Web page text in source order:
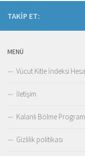
TAKIP ET:
MENÜ
Vücut Kitle İndeksi
İletişim
Kalanlı Bölme
Gizlilik politikası